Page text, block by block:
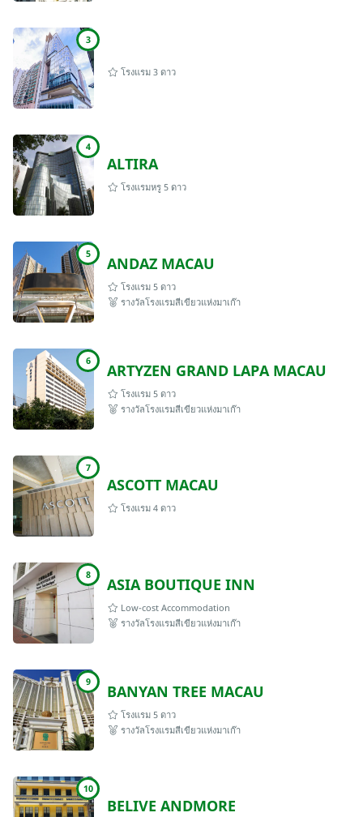
3
โรงแรม 3 ดาว
4
ALTIRA
โรงแรมหรู 5 ดาว
5 ANDAZ MACAU
โรงแรม 5 ดาว
รางวัลโรงแรมสีเขียวแห่งมาเก๊า
6 ARTYZEN GRAND LAPA MACAU
โรงแรม 5 ดาว
รางวัลโรงแรมสีเขียวแห่งมาเก๊า
7
ASCOTT MACAU
โรงแรม 4 ดาว
8 ASIA BOUTIQUE INN
Low-cost Accommodation
รางวัลโรงแรมสีเขียวแห่งมาเก๊า
9 BANYAN TREE MACAU
โรงแรม 5 ดาว
รางวัลโรงแรมสีเขียวแห่งมาเก๊า
10
BELIVE ANDMORE